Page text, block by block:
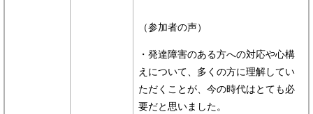
（参加者の声）
・発達障害のある方への対応や心構
えについて、多くの方に理解してい
ただくことが、今の時代はとても必
要だと思いました。